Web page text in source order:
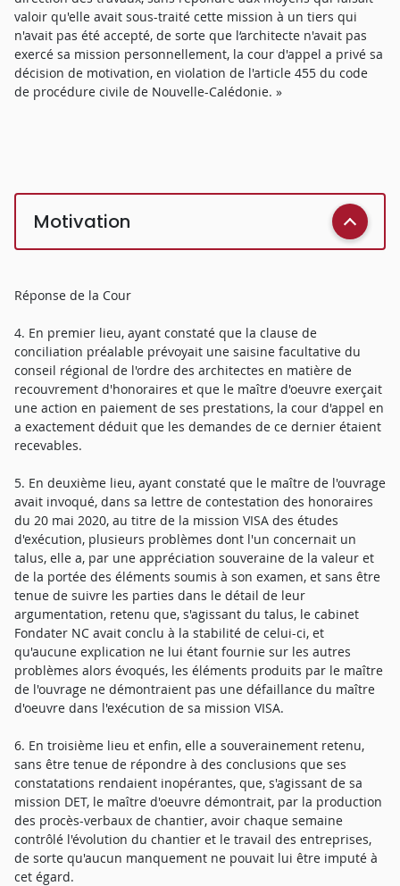
valoir qu'elle avait sous-traité cette mission à un tiers qui
n'avait pas été accepté, de sorte que l‘architecte n'avait pas
exercé sa mission personnellement, la cour d'appel a privé sa
décision de motivation, en violation de l'article 455 du code
de procédure civile de Nouvelle-Calédonie. »
Motivation
Réponse de la Cour
4. En premier lieu, ayant constaté que la clause de
conciliation préalable prévoyait une saisine facultative du
conseil régional de l'ordre des architectes en matière de
recouvrement d'honoraires et que le maître d'oeuvre exerçait
une action en paiement de ses prestations, la cour d'appel en
a exactement déduit que les demandes de ce dernier étaient
recevables.
5. En deuxième lieu, ayant constaté que le maître de l'ouvrage
avait invoqué, dans sa lettre de contestation des honoraires
du 20 mai 2020, au titre de la mission VISA des études
d'exécution, plusieurs problèmes dont l'un concernait un
talus, elle a, par une appréciation souveraine de la valeur et
de la portée des éléments soumis à son examen, et sans être
tenue de suivre les parties dans le détail de leur
argumentation, retenu que, s'agissant du talus, le cabinet
Fondater NC avait conclu à la stabilité de celui-ci, et
qu'aucune explication ne lui étant fournie sur les autres
problèmes alors évoqués, les éléments produits par le maître
de l'ouvrage ne démontraient pas une défaillance du maître
d'oeuvre dans l'exécution de sa mission VISA.
6. En troisième lieu et enfin, elle a souverainement retenu,
sans être tenue de répondre à des conclusions que ses
constatations rendaient inopérantes, que, s'agissant de sa
mission DET, le maître d'oeuvre démontrait, par la production
des procès-verbaux de chantier, avoir chaque semaine
contrôlé l'évolution du chantier et le travail des entreprises,
de sorte qu'aucun manquement ne pouvait lui être imputé à
cet égard.